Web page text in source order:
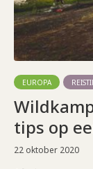
EUROPA
tips op
22 oktober 2020